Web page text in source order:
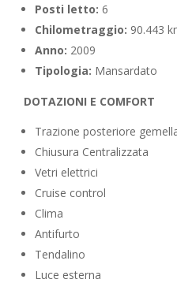
Posti letto: 6
Chilometraggio: 90.443
Anno: 2009
Tipologia: Mansardato
DOTAZIONI E COMFORT
Trazione posteriore
Chiusura Centralizzata
Vetri elettrici
Cruise control
Clima
Antifurto
Tendalino
Luce esterna